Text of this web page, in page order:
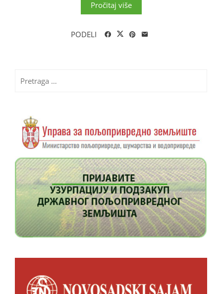
Pročitaj više
PODELI
za: